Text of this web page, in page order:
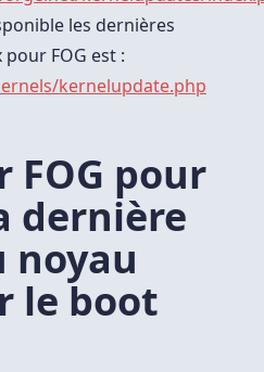
les dernières
FOG est :
kernelupdate.php
FOG pour
dernière
noyau
le boot